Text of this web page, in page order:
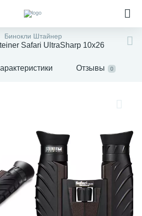
Бинокли Штайнер
Safari UltraSharp 10x26
Отзывы 0